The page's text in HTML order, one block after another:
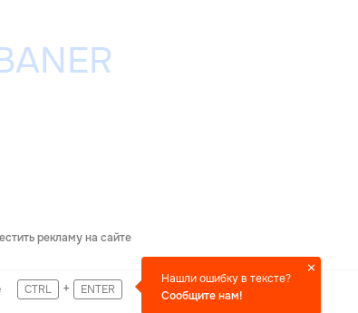
рекламу на сайте
CTRL + ENTER
Нашли ошибку в тексте?
Сообщите нам!